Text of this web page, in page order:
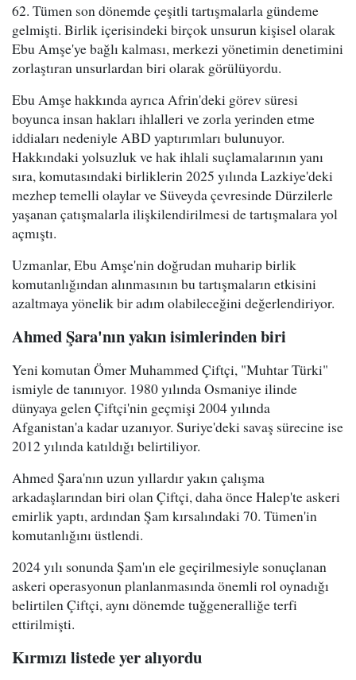
62. Tümen son dönemde çeşitli tartışmalarla gündeme
gelmişti. Birlik içerisindeki birçok unsurun kişisel olarak
Ebu Amşe'ye bağlı kalması, merkezi yönetimin denetimini
zorlaştıran unsurlardan biri olarak görülüyordu.
Ebu Amşe hakkında ayrıca Afrin'deki görev süresi
boyunca insan hakları ihlalleri ve zorla yerinden etme
iddiaları nedeniyle ABD yaptırımları bulunuyor.
Hakkındaki yolsuzluk ve hak ihlali suçlamalarının yanı
sıra, komutasındaki birliklerin 2025 yılında Lazkiye'deki
mezhep temelli olaylar ve Süveyda çevresinde Dürzilerle
yaşanan çatışmalarla ilişkilendirilmesi de tartışmalara yol
açmıştı.
Uzmanlar, Ebu Amşe'nin doğrudan muharip birlik
komutanlığından alınmasının bu tartışmaların etkisini
azaltmaya yönelik bir adım olabileceğini değerlendiriyor.
Ahmed Şara'nın yakın isimlerinden biri
Yeni komutan Ömer Muhammed Çiftçi, "Muhtar Türki"
ismiyle de tanınıyor. 1980 yılında Osmaniye ilinde
dünyaya gelen Çiftçi'nin geçmişi 2004 yılında
Afganistan'a kadar uzanıyor. Suriye'deki savaş sürecine ise
2012 yılında katıldığı belirtiliyor.
Ahmed Şara'nın uzun yıllardır yakın çalışma
arkadaşlarından biri olan Çiftçi, daha önce Halep'te askeri
emirlik yaptı, ardından Şam kırsalındaki 70. Tümen'in
komutanlığını üstlendi.
2024 yılı sonunda Şam'ın ele geçirilmesiyle sonuçlanan
askeri operasyonun planlanmasında önemli rol oynadığı
belirtilen Çiftçi, aynı dönemde tuğgeneralliğe terfi
ettirilmişti.
Kırmızı listede yer alıyordu